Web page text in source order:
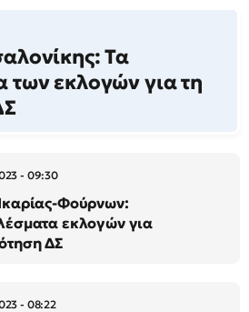
Τα
των εκλογών για τη
- 09:30
Φούρνων:
εκλογών για
ΔΣ
- 08:22